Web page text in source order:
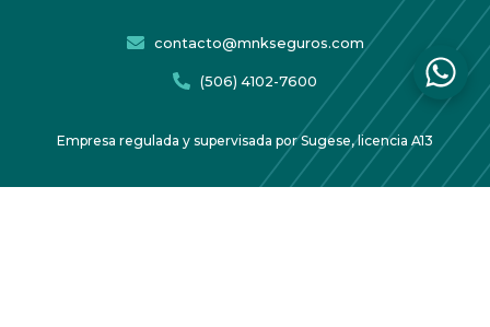
contacto@mnkseguros.com
(506) 4102-7600
Empresa regulada y supervisada por Sugese, licencia A13